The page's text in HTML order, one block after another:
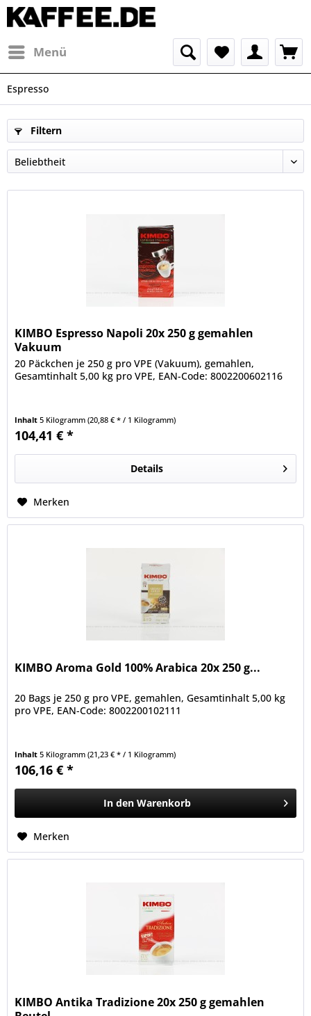
Menü
Espresso
Filtern
KIMBO Espresso Napoli 20x 250 g gemahlen
Vakuum
20 Päckchen je 250 g pro VPE (Vakuum), gemahlen,
Gesamtinhalt 5,00 kg pro VPE, EAN-Code: 8002200602116
Inhalt5 Kilogramm(20,88 € * / 1 Kilogramm)
104,41 € *
Details
Merken
KIMBO Aroma Gold 100% Arabica 20x 250 g...
20 Bags je 250 g pro VPE, gemahlen, Gesamtinhalt 5,00 kg
pro VPE, EAN-Code: 8002200102111
Inhalt5 Kilogramm(21,23 € * / 1 Kilogramm)
106,16 € *
In den Warenkorb
Merken
KIMBO Antika Tradizione 20x 250 g gemahlen